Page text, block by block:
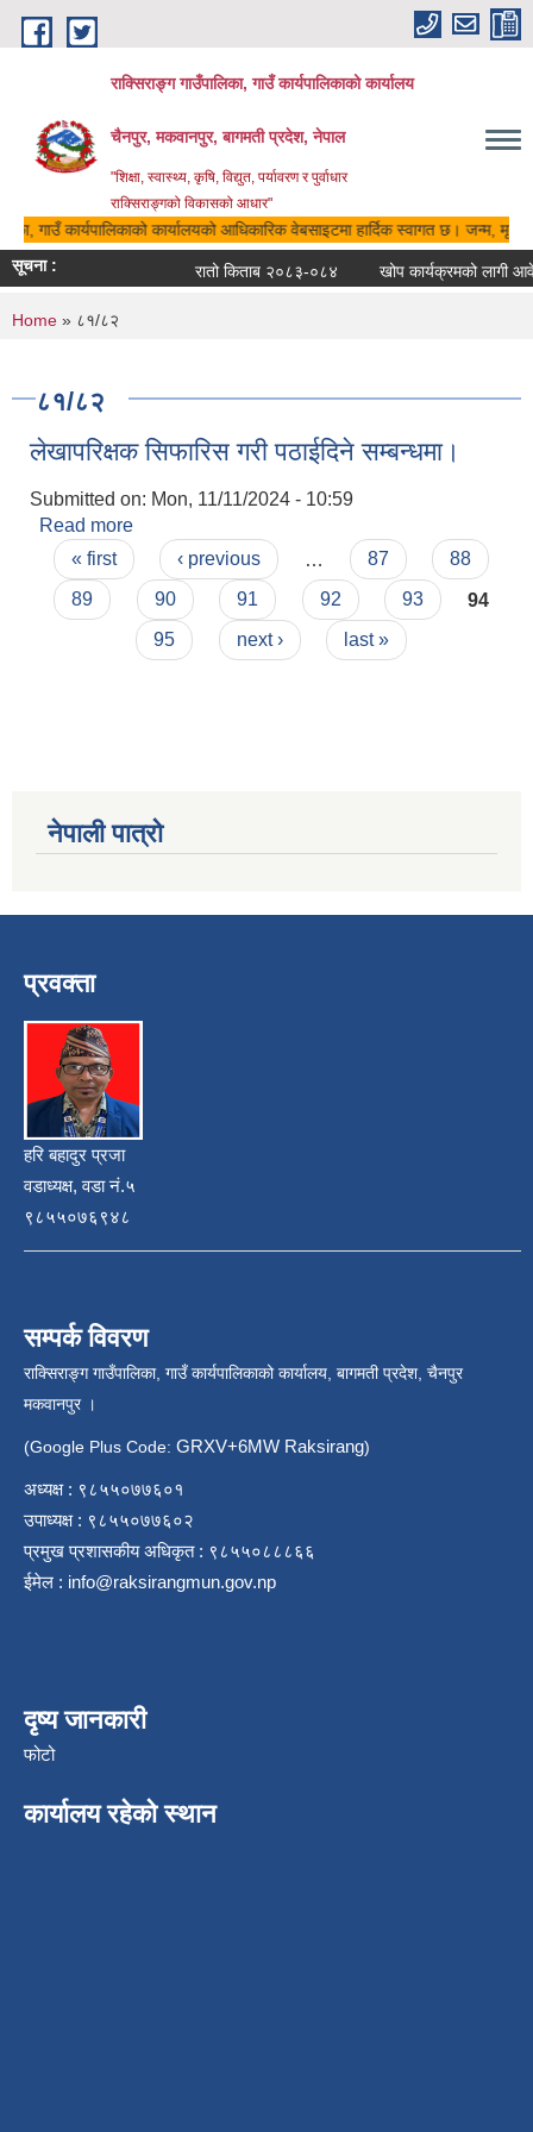
Skip to main content
राक्सिराङ्ग गाउँपालिका, गाउँ कार्यपालिकाको कार्यालय
चैनपुर, मकवानपुर, बागमती प्रदेश, नेपाल
"शिक्षा, स्वास्थ्य, कृषि, विद्युत, पर्यावरण र पुर्वाधार
राक्सिराङ्गको विकासको आधार"
गाउँ कार्यपालिकाको कार्यालयको आधिकारिक वेबसाइटमा हार्दिक स्वागत छ। जन्म,
सूचना :
रातो किताब २०८३-०८४ खोप कार्यक्रमको लागी
You are here
Home » ८१/८२
८१/८२
लेखापरिक्षक सिफारिस गरी पठाईदिने सम्बन्धमा।
Submitted on: Mon, 11/11/2024 - 10:59
Read more
Pages
« first ‹ previous 87
88
89
90 91 92 93
94
95
next › last »
नेपाली पात्रो
प्रवक्ता
हरि बहादुर प्रजा
वडाध्यक्ष, वडा नं.५
९८५५०७६९४८
सम्पर्क विवरण
राक्सिराङ्ग गाउँपालिका, गाउँ कार्यपालिकाको कार्यालय, बागमती प्रदेश, चैनपुर
मकवानपुर ।
(Google Plus Code: GRXV+6MW Raksirang)
अध्यक्ष : ९८५५०७७६०१
उपाध्यक्ष : ९८५५०७७६०२
प्रमुख प्रशासकीय अधिकृत : ९८५५०८८८६६
ईमेल : info@raksirangmun.gov.np
दृष्य जानकारी
फोटो
कार्यालय रहेको स्थान